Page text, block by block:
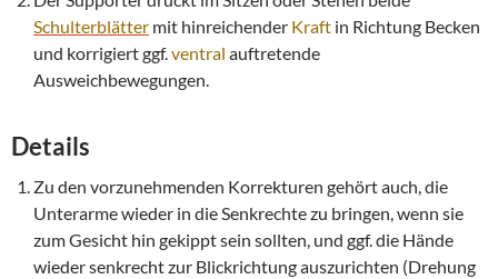
Schulterblätter mit hinreichender Kraft in Richtung Becken
und korrigiert ggf.ventral auftretende
Ausweichbewegungen.
Details
Zu den vorzunehmenden Korrekturen gehört auch, die
Unterarme wieder in die Senkrechte zu bringen, wenn sie
zum Gesicht hin gekippt sein sollten, und ggf. die Hände
wieder senkrecht zur Blickrichtung auszurichten (Drehung